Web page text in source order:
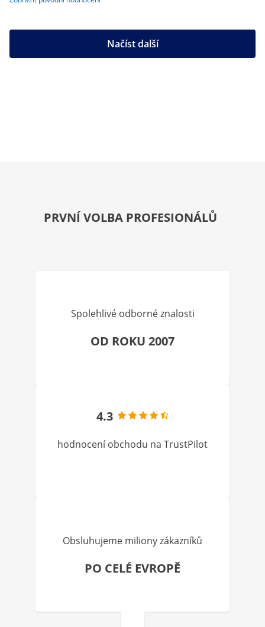
Načíst další
PRVNÍ VOLBA PROFESIONÁLŮ
Spolehlivé odborné znalosti
OD ROKU 2007
4.3
hodnocení obchodu na TrustPilot
Obsluhujeme miliony zákazníků
PO CELÉ EVROPĚ